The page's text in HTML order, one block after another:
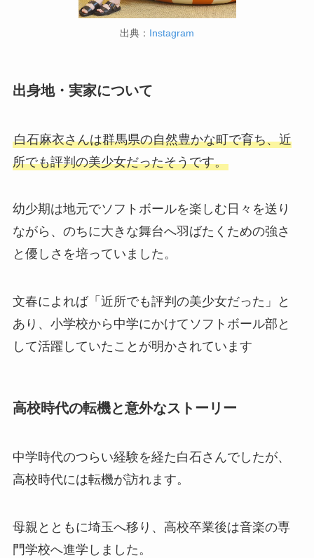
出典： Instagram
出身地・実家について
白石麻衣さんは群馬県の自然豊かな町で育ち、近
所でも評判の美少女だったそうです。
幼少期は地元でソフトボールを楽しむ日々を送り
ながら、のちに大きな舞台へ羽ばたくための強さ
と優しさを培っていました。
文春によれば「近所でも評判の美少女だった」と
あり、小学校から中学にかけてソフトボール部と
して活躍していたことが明かされています
高校時代の転機と意外なストーリー
中学時代のつらい経験を経た白石さんでしたが、
高校時代には転機が訪れます。
母親とともに埼玉へ移り、高校卒業後は音楽の専
門学校へ進学しました。